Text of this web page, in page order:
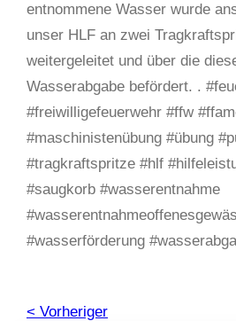
entnommene Wasser wurde
unser HLF an zwei
weitergeleitet und über die
Wasserabgabe befördert. .
#freiwilligefeuerwehr #ffw
#maschinistenübung #übung
#tragkraftspritze #hlf
#saugkorb #wasserentnahme
#wasserförderung
< Vorheriger